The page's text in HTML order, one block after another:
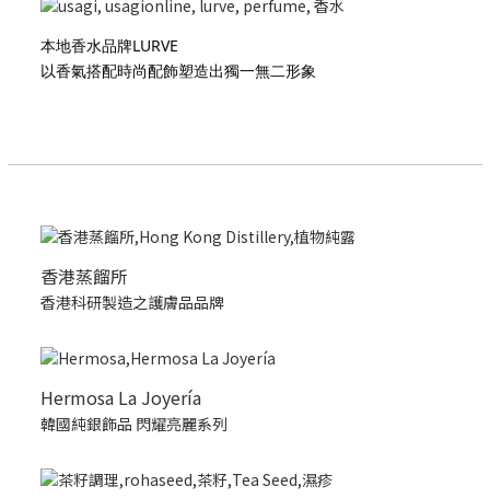
本地香水品牌LURVE
以香氣搭配時尚配飾塑造出獨一無二形象
香港蒸餾所
香港科研製造之護膚品品牌
Hermosa La Joyería
韓國純銀飾品 閃耀亮麗系列